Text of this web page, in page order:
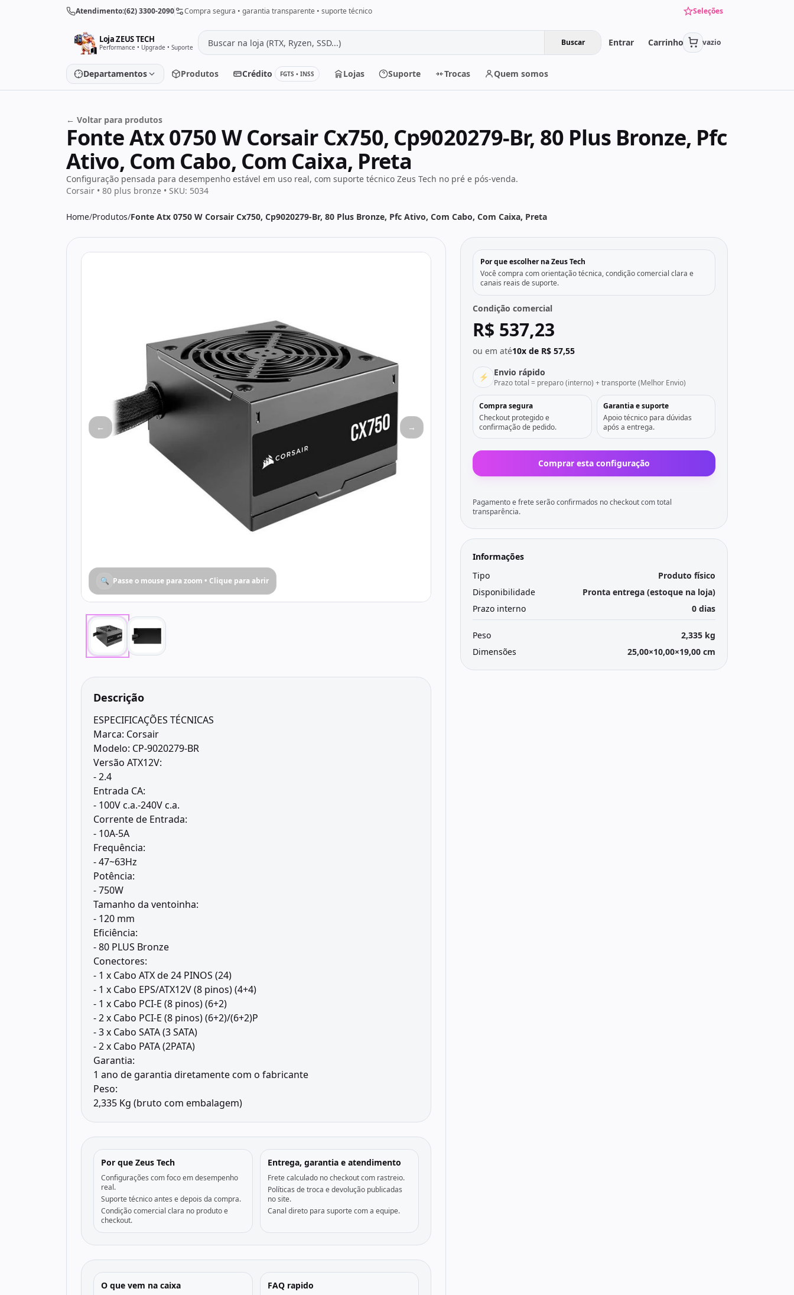
Pular para o conteúdoAtendimento:(62) 3300-2090 Compra segura • garantia transparente • suporte técnico Seleções
Loja ZEUS TECH
Performance • Upgrade • Suporte Buscar Entrar Carrinho vazio
Departamentos
Placa de vídeo
Placa-mãe Memória
SSD/HD Periféricos
Monitores Fontes
Produtos Crédito FGTS • INSS Lojas Suporte Trocas Quem somos
← Voltar para produtos
Fonte Atx 0750 W Corsair Cx750, Cp9020279-Br, 80 Plus Bronze, Pfc
Ativo, Com Cabo, Com Caixa, Preta
Configuração pensada para desempenho estável em uso real, com suporte técnico Zeus Tech no pré e pós-venda.
Corsair • 80 plus bronze • SKU: 5034
Home/Produtos/Fonte Atx 0750 W Corsair Cx750, Cp9020279-Br, 80 Plus Bronze, Pfc Ativo, Com Cabo, Com Caixa, Preta
← →
🔍 Passe o mouse para zoom • Clique para abrir
Descrição
ESPECIFICAÇÕES TÉCNICAS
Marca: Corsair
Modelo: CP-9020279-BR
Versão ATX12V:
- 2.4
Entrada CA:
- 100V c.a.-240V c.a.
Corrente de Entrada:
- 10A-5A
Frequência:
- 47~63Hz
Potência:
- 750W
Tamanho da ventoinha:
- 120 mm
Eficiência:
- 80 PLUS Bronze
Conectores:
- 1 x Cabo ATX de 24 PINOS (24)
- 1 x Cabo EPS/ATX12V (8 pinos) (4+4)
- 1 x Cabo PCI-E (8 pinos) (6+2)
- 2 x Cabo PCI-E (8 pinos) (6+2)/(6+2)P
- 3 x Cabo SATA (3 SATA)
- 2 x Cabo PATA (2PATA)
Garantia:
1 ano de garantia diretamente com o fabricante
Peso:
2,335 Kg (bruto com embalagem)
Por que Zeus Tech
Configurações com foco em desempenho
real.
Suporte técnico antes e depois da compra.
Condição comercial clara no produto e
checkout.
Entrega, garantia e atendimento
Frete calculado no checkout com rastreio.
Políticas de troca e devolução publicadas
no site.
Canal direto para suporte com a equipe.
O que vem na caixa FAQ rapido
Por que escolher na Zeus Tech
Você compra com orientação técnica, condição comercial clara e
canais reais de suporte.
Condição comercial
R$ 537,23
ou em até10x de R$ 57,55
⚡ Envio rápido
Prazo total = preparo (interno) + transporte (Melhor Envio)
Compra segura
Checkout protegido e
confirmação de pedido.
Garantia e suporte
Apoio técnico para dúvidas
após a entrega.
Comprar esta configuração
Pagamento e frete serão confirmados no checkout com total
transparência.
Informações
Tipo
Produto físico
Disponibilidade
Pronta entrega (estoque na loja)
Prazo interno
0 dias
Peso
2,335 kg
Dimensões
25,00×10,00×19,00 cm